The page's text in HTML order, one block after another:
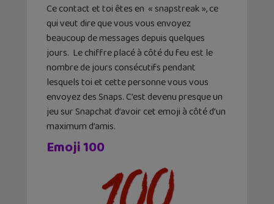
Ce contact et toi êtes en « snapstreak », ce
qui veut dire que vous vous envoyez
beaucoup de messages depuis quelques
jours. Le chiffre placé à côté du feu est le
nombre de jours consécutifs pendant
lesquels toi et cette personne vous vous
envoyez des Snaps. C’est devenu presque un
jeu sur Snapchat d’avoir cet emoji à côté d’un
maximum d’amis.
Emoji 100